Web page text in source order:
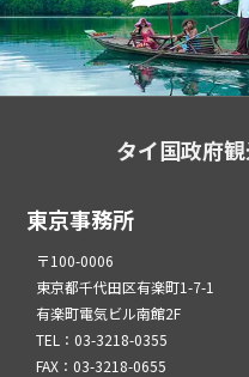
タイ国政府
東京事務所
〒100-0006
東京都千代田区有楽町1-7-1
有楽町電気ビル南館2F
TEL：03-3218-0355
FAX：03-3218-0655